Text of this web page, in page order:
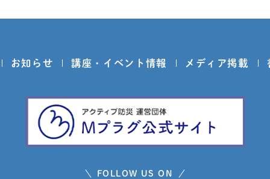
お知らせ 講座・イベント情報 メディア掲載
FOLLOW US ON